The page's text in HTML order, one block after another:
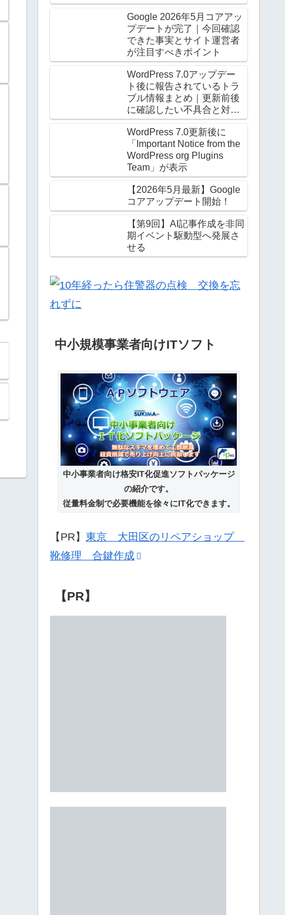
グアウト時だけ崩る
Google 2026年5月コアアッ
プデートが完了｜今回確認
できた事実とサイト運営者
が注目すべきポイント
WordPress 7.0アップデー
ト後に報告されているトラ
ブル情報まとめ｜更新前後
に確認したい不具合と対処
法
WordPress 7.0更新後に
「Important Notice from the
WordPress org Plugins
Team」が表示
【2026年5月最新】Google
コアアップデート開始！
【第9回】AI記事作成を非同
期イベント駆動型へ発展さ
せる
中小規模事業者向けITソフト
中小事業者向け格安IT化促進ソフトパッケージ
の紹介です。
従量料金制で必要機能を徐々にIT化できます。
【PR】 東京 大田区のリペアショップ
靴修理 合鍵作成
【PR】